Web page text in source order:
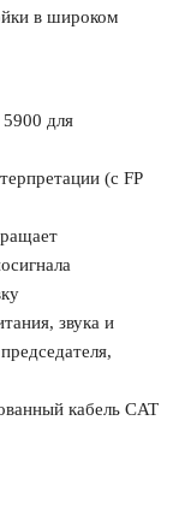
в широком
5900 для
(с FP
звука и
кабель CAT